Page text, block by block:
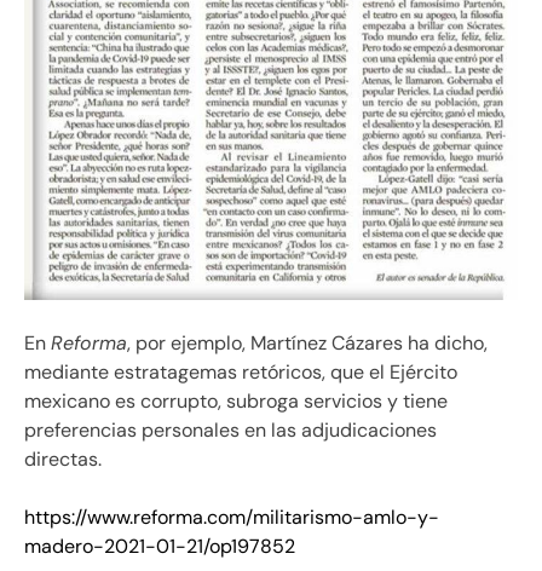
EnReforma, por ejemplo, Martínez Cázares ha dicho,
mediante estratagemas retóricos, que el Ejército
mexicano es corrupto, subroga servicios y tiene
preferencias personales en las adjudicaciones
directas.
https://www.reforma.com/militarismo-amlo-y-
madero-2021-01-21/op197852